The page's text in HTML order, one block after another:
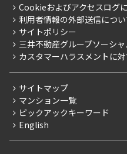
新築
当社限定（港区・渋谷区）
当社限定（港区・渋谷区以
三井不動産企画
賃料改定
フリーレント
ペット可
社宅紹介
【仲介会社様向け】当社仲
ニュースリリース
お問い合わせ
Cookieおよびアクセスログ
利用者情報の外部送信につい
サイトポリシー
三井不動産グループソーシ
カスタマーハラスメントに
サイトマップ
マンション一覧
ピックアックキーワード
English